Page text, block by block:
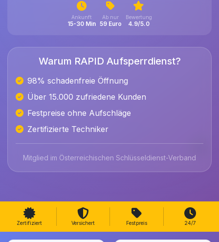
Ankunft
15-30 Min
Ab nur
59 Euro
Bewertung
4.9/5.0
Warum RAPID Aufsperrdienst?
98% schadenfreie Öffnung
Über 15.000 zufriedene Kunden
Festpreise ohne Aufschläge
Zertifizierte Techniker
Mitglied im Österreichischen Schlüsseldienst-Verband
Zertifiziert Versichert Festpreis 24/7